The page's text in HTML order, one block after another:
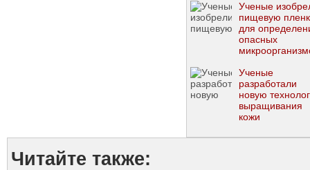
250°C
Ученые
пищевую
для
опасных
Ученые
разработали
новую
выращивания
кожи
Читайте также: